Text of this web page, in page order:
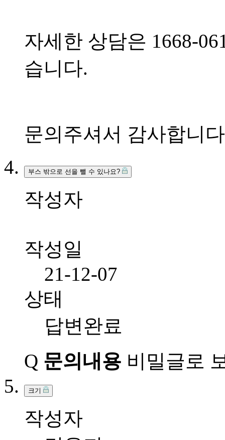
자세한 상담은 1668-
습니다.
문의주셔서 감사합니
부스 밖으로 선을 뺄 수 있나요?
작성자
작성일
21-12-07
상태
답변완료
Q 문의내용 비밀글로
크기
작성자